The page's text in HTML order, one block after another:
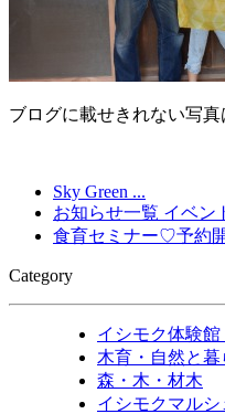
ブログに載せきれない写
Sky Green ...
お知らせ一覧 イベン
食育セミナー♡予約
Category
イシモク体験館
木育・自然と暮
森・木・材木
イシモクマルシ